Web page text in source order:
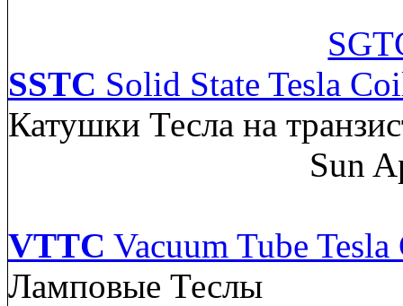
SSTC Solid State Tesla
Катушки Тесла на
Sun
VTTC Vacuum Tube
Ламповые Теслы